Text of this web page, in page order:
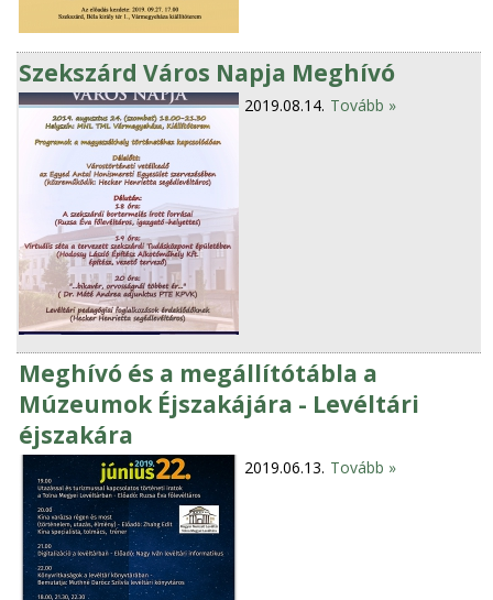
Szekszárd Város Napja Meghívó
2019.08.14. Tovább »
Meghívó és a megállítótábla a
Múzeumok Éjszakájára - Levéltári
éjszakára
2019.06.13. Tovább »